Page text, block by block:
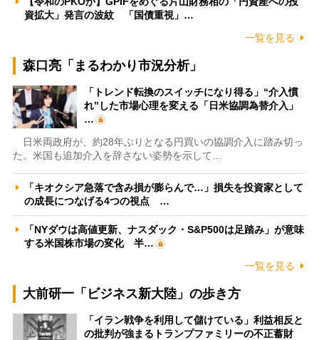
資拡大」発言の波紋 「国債重視」…
一覧を見る
森口亮「まるわかり市況分析」
「トレンド転換のスイッチになり得る」“介入慣
れ”した市場心理を変える「日米協調為替介入」
…
日米両政府が、約28年ぶりとなる円買いの協調介入に踏み切っ
た。米国も追加介入を辞さない姿勢を示して…
「キオクシア急落で含み損が膨らんで…」損失を投資家として
の成長につなげる4つの視点 …
「NYダウは高値更新、ナスダック・S&P500は足踏み」が意味
する米国株市場の変化 半…
一覧を見る
大前研一「ビジネス新大陸」の歩き方
「イラン戦争を利用して儲けている」利益相反と
の批判が強まるトランプファミリーの不正蓄財